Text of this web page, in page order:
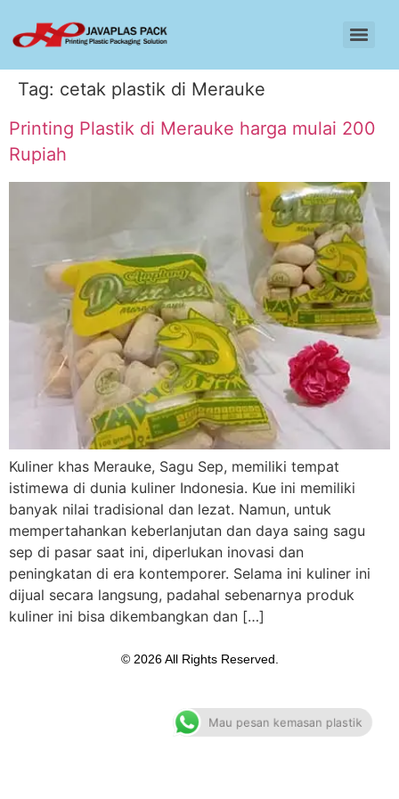
Tag: cetak plastik di Merauke
Printing Plastik di Merauke harga mulai 200
Rupiah
Kuliner khas Merauke, Sagu Sep, memiliki tempat
istimewa di dunia kuliner Indonesia. Kue ini memiliki
banyak nilai tradisional dan lezat. Namun, untuk
mempertahankan keberlanjutan dan daya saing sagu
sep di pasar saat ini, diperlukan inovasi dan
peningkatan di era kontemporer. Selama ini kuliner ini
dijual secara langsung, padahal sebenarnya produk
kuliner ini bisa dikembangkan dan […]
© 2026 All Rights Reserved.
Mau pesan kemasan plastik